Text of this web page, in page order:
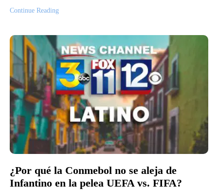
Continue Reading
¿Por qué la Conmebol no se aleja de
Infantino en la pelea UEFA vs. FIFA?